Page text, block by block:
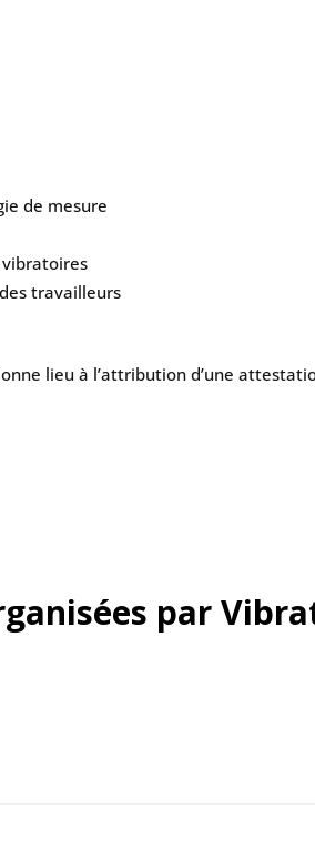
de mesure
travailleurs
lieu à l’attribution d’une
par